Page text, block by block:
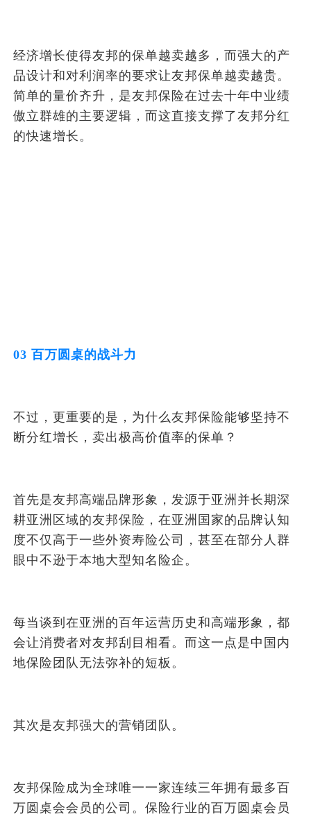
经济增长使得友邦的保单越卖越多，而强大的产
品设计和对利润率的要求让友邦保单越卖越贵。
简单的量价齐升，是友邦保险在过去十年中业绩
傲立群雄的主要逻辑，而这直接支撑了友邦分红
的快速增长。
03 百万圆桌的战斗力
不过，更重要的是，为什么友邦保险能够坚持不
断分红增长，卖出极高价值率的保单？
首先是友邦高端品牌形象，发源于亚洲并长期深
耕亚洲区域的友邦保险，在亚洲国家的品牌认知
度不仅高于一些外资寿险公司，甚至在部分人群
眼中不逊于本地大型知名险企。
每当谈到在亚洲的百年运营历史和高端形象，都
会让消费者对友邦刮目相看。而这一点是中国内
地保险团队无法弥补的短板。
其次是友邦强大的营销团队。
友邦保险成为全球唯一一家连续三年拥有最多百
万圆桌会会员的公司。保险行业的百万圆桌会员